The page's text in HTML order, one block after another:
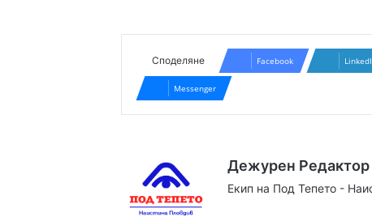
Споделяне Facebook
Messenger
Дежурен Редактор
Екип на Под Тепето -